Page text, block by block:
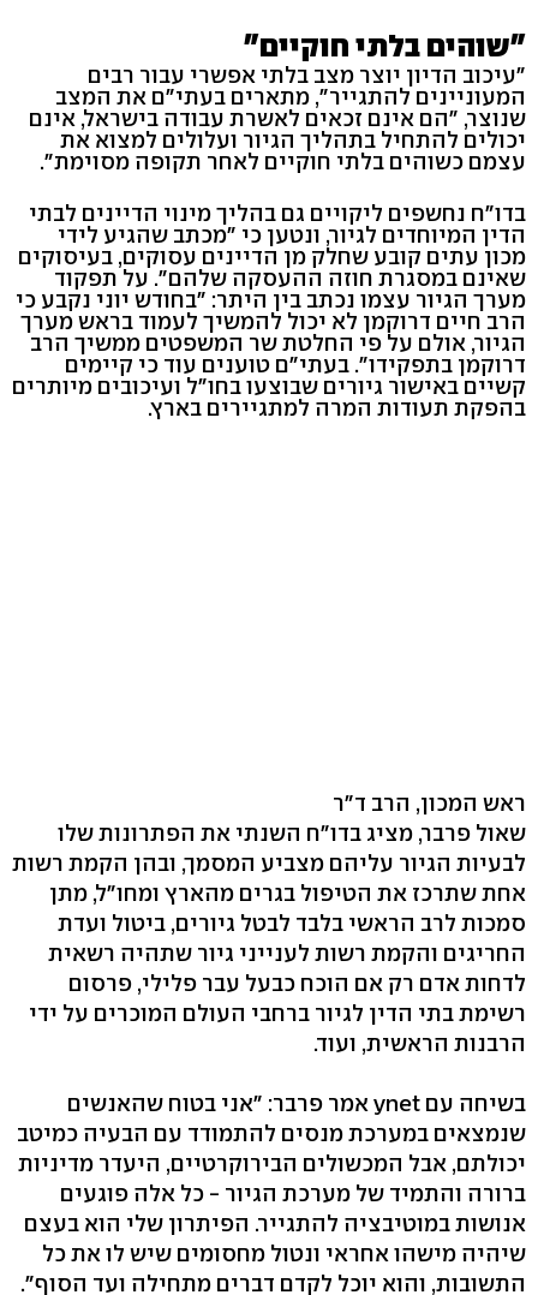
"שוהים בלתי חוקיים"
"עיכוב הדיון יוצר מצב בלתי אפשרי עבור רבים
המעוניינים להתגייר", מתארים בעתי"ם את המצב
שנוצר, "הם אינם זכאים לאשרת עבודה בישראל, אינם
יכולים להתחיל בתהליך הגיור ועלולים למצוא את
עצמם כשוהים בלתי חוקיים לאחר תקופה מסוימת".
בדו"ח נחשפים ליקויים גם בהליך מינוי הדיינים לבתי
הדין המיוחדים לגיור, ונטען כי "מכתב שהגיע לידי
מכון עתים קובע שחלק מן הדיינים עסוקים, בעיסוקים
שאינם במסגרת חוזה ההעסקה שלהם". על תפקוד
מערך הגיור עצמו נכתב בין היתר: "בחודש יוני נקבע כי
הרב חיים דרוקמן לא יכול להמשיך לעמוד בראש מערך
הגיור, אולם על פי החלטת שר המשפטים ממשיך הרב
דרוקמן בתפקידו". בעתי"ם טוענים עוד כי קיימים
קשיים באישור גיורים שבוצעו בחו"ל ועיכובים מיותרים
בהפקת תעודות המרה למתגיירים בארץ.
ראש המכון, הרב ד"ר
שאול פרבר, מציג בדו"ח השנתי את הפתרונות שלו
לבעיות הגיור עליהם מצביע המסמך, ובהן הקמת רשות
אחת שתרכז את הטיפול בגרים מהארץ ומחו"ל, מתן
סמכות לרב הראשי בלבד לבטל גיורים, ביטול ועדת
החריגים והקמת רשות לענייני גיור שתהיה רשאית
לדחות אדם רק אם הוכח כבעל עבר פלילי, פרסום
רשימת בתי הדין לגיור ברחבי העולם המוכרים על ידי
הרבנות הראשית, ועוד.
בשיחה עם ynet אמר פרבר: "אני בטוח שהאנשים
שנמצאים במערכת מנסים להתמודד עם הבעיה כמיטב
יכולתם, אבל המכשולים הבירוקרטיים, היעדר מדיניות
ברורה והתמיד של מערכת הגיור - כל אלה פוגעים
אנושות במוטיבציה להתגייר. הפיתרון שלי הוא בעצם
שיהיה מישהו אחראי ונטול מחסומים שיש לו את כל
התשובות, והוא יוכל לקדם דברים מתחילה ועד הסוף".